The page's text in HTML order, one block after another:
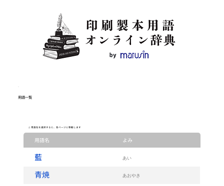
用語一覧
↓ 用語名を選択すると、各ページに移動します
用語名 よみ
藍 あい
青焼 あおやき